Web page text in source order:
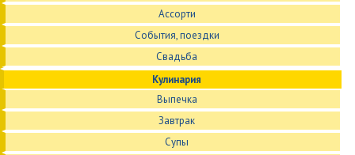
Ассорти
События, поездки
Свадьба
Кулинария
Выпечка
Завтрак
Супы